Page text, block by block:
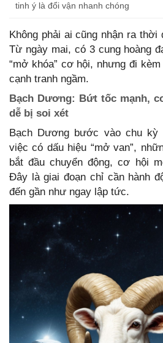
tinh ý là đổi vận nhanh chóng
Không phải ai cũng nhận ra
Từ ngày mai, có 3 cung hoàng
“mở khóa” cơ hội, nhưng đi
cạnh tranh ngầm.
Bạch Dương: Bứt tốc mạnh,
dễ bị soi xét
Bạch Dương bước vào chu kỳ
việc có dấu hiệu “mở van”,
bắt đầu chuyển động, cơ hội
Đây là giai đoạn chỉ cần hành
đến gần như ngay lập tức.